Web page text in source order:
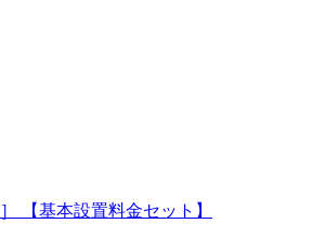
【基本設置料金セット】